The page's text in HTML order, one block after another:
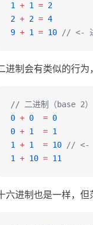
1
+ 1 = 2
2 + 2 = 4
9 + 1 = 10 // <-
进制会有类似的行为
// 二进制（base 2）
0 + 0
  =
0
0 + 1
  =
1
1
+ 1
  =
10 // <-
1
+ 10 = 11
六进制也是一样，但